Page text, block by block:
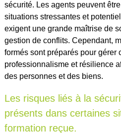
sécurité. Les agents peuvent
situations stressantes et
exigent une grande maîtrise de
gestion de conflits. Cependant,
formés sont préparés pour gérer
professionnalisme et résilience
des personnes et des biens.
Les risques liés à la
présents dans certaines
formation reçue.